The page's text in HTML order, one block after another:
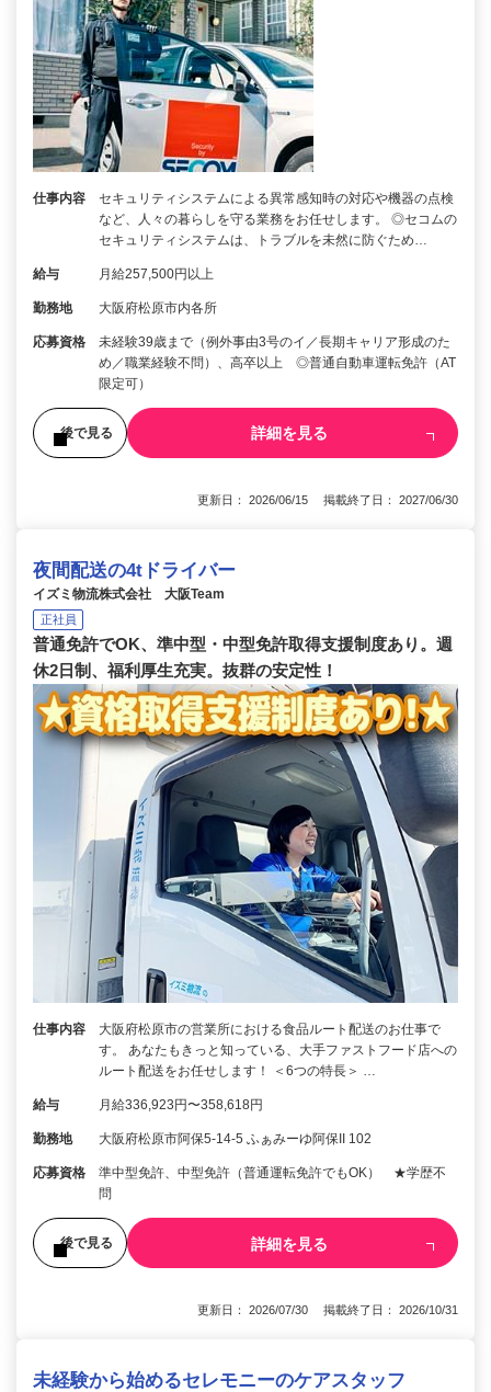
仕事内容
セキュリティシステムによる異常感知時の対応や機器の点検
など、人々の暮らしを守る業務をお任せします。 ◎セコムの
セキュリティシステムは、トラブルを未然に防ぐため…
給与 月給257,500円以上
勤務地 大阪府松原市内各所
応募資格
未経験39歳まで（例外事由3号のイ／長期キャリア形成のた
め／職業経験不問）、高卒以上 ◎普通自動車運転免許（AT
限定可）
後で見る 詳細を見る
更新日： 2026/06/15 掲載終了日： 2027/06/30
夜間配送の4tドライバー
イズミ物流株式会社 大阪Team
正社員
普通免許でOK、準中型・中型免許取得支援制度あり。週
休2日制、福利厚生充実。抜群の安定性！
仕事内容
大阪府松原市の営業所における食品ルート配送のお仕事で
す。 あなたもきっと知っている、大手ファストフード店への
ルート配送をお任せします！ ＜6つの特長＞ …
給与 月給336,923円〜358,618円
勤務地 大阪府松原市阿保5-14-5 ふぁみーゆ阿保II 102
応募資格
準中型免許、中型免許（普通運転免許でもOK） ★学歴不
問
後で見る 詳細を見る
更新日： 2026/07/30 掲載終了日： 2026/10/31
未経験から始めるセレモニーのケアスタッフ